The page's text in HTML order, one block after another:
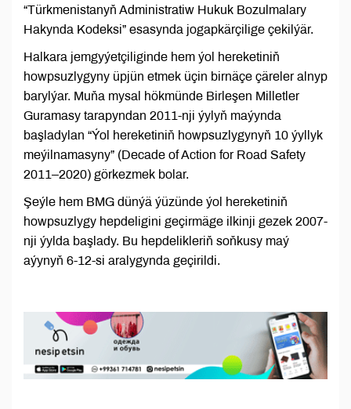
“Türkmenistanyň Administratiw Hukuk Bozulmalary
Hakynda Kodeksi” esasynda jogapkärçilige çekilýär.
Halkara jemgyýetçiliginde hem ýol hereketiniň
howpsuzlygyny üpjün etmek üçin birnäçe çäreler alnyp
barylýar. Muňa mysal hökmünde Birleşen Milletler
Guramasy tarapyndan 2011-nji ýylyň maýynda
başladylan “Ýol hereketiniň howpsuzlygynyň 10 ýyllyk
meýilnamasyny” (Decade of Action for Road Safety
2011–2020) görkezmek bolar.
Şeýle hem BMG dünýä ýüzünde ýol hereketiniň
howpsuzlygy hepdeligini geçirmäge ilkinji gezek 2007-
nji ýylda başlady. Bu hepdelikleriň soňkusy maý
aýynyň 6-12-si aralygynda geçirildi.